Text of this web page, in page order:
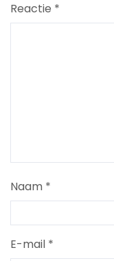
Reactie *
Naam *
E-mail *